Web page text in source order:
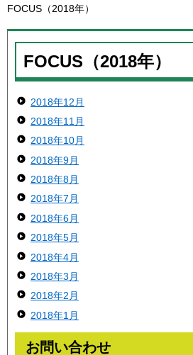
FOCUS（2018年）
FOCUS（2018年）
2018年12月
2018年11月
2018年10月
2018年9月
2018年8月
2018年7月
2018年6月
2018年5月
2018年4月
2018年3月
2018年2月
2018年1月
お問い合わせ